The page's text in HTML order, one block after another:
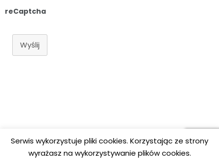
reCaptcha
Wyślij
Serwis wykorzystuje pliki cookies. Korzystając ze strony
wyrażasz na wykorzystywanie plików cookies.